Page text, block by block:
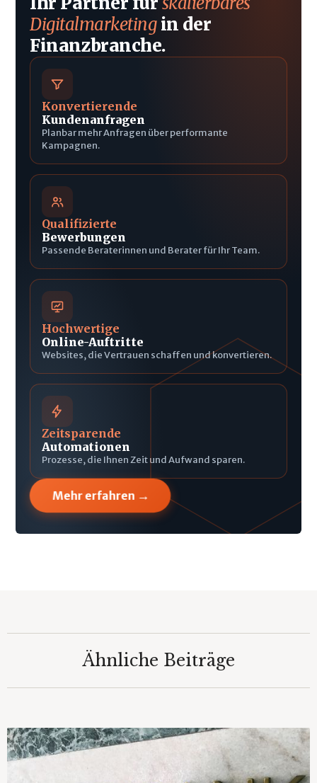
Digitalmarketingin der
Finanzbranche.
Konvertierende
Kundenanfragen
Planbar mehr Anfragen über performante
Kampagnen.
Qualifizierte
Bewerbungen
Passende Beraterinnen und Berater für Ihr Team.
Hochwertige
Online-Auftritte
Websites, die Vertrauen schaffen und konvertieren.
Zeitsparende
Automationen
Prozesse, die Ihnen Zeit und Aufwand sparen.
Mehr erfahren →
Ähnliche Beiträge